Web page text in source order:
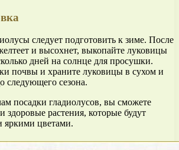
следует подготовить к зиме. После
и высохнет, выкопайте луковицы
дней на солнце для просушки.
почвы и храните луковицы в сухом и
следующего сезона.
посадки гладиолусов, вы сможете
здоровые растения, которые будут
яркими цветами.